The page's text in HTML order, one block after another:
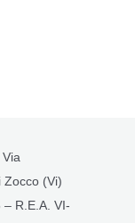
Via
Zocco (Vi)
– R.E.A. VI-